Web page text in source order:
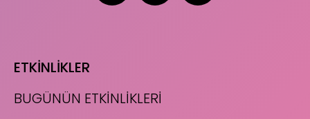
ETKİNLİKLER
BUGÜNÜN ETKİNLİKLERİ